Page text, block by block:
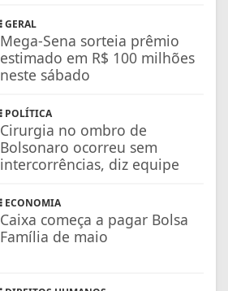
GERAL
Mega-Sena sorteia prêmio
estimado em R$ 100 milhões
neste sábado
POLÍTICA
Cirurgia no ombro de
Bolsonaro ocorreu sem
intercorrências, diz equipe
ECONOMIA
Caixa começa a pagar Bolsa
Família de maio